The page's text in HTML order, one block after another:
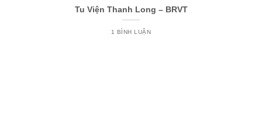
Tu Viện Thanh Long – BRVT
1 BÌNH LUẬN